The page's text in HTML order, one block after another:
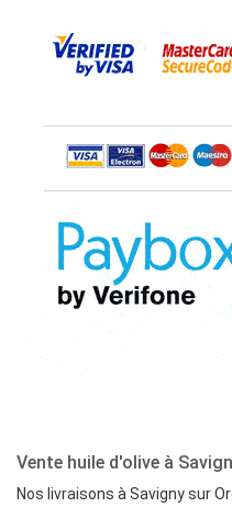
Vente huile d'olive à
Nos livraisons à Savigny sur